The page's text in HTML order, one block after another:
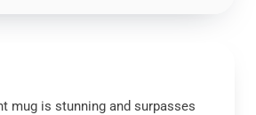
mug is stunning and surpasses